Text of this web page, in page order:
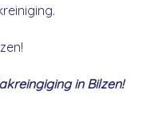
in Bilzen!